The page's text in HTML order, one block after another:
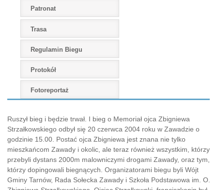
Patronat
Trasa
Regulamin Biegu
Protokół
Fotoreportaż
Ruszył bieg i będzie trwał. I bieg o Memoriał ojca Zbigniewa
Strzałkowskiego odbył się 20 czerwca 2004 roku w Zawadzie o
godzinie 15.00. Postać ojca Zbigniewa jest znana nie tylko
mieszkańcom Zawady i okolic, ale teraz również wszystkim, którzy
przebyli dystans 2000m malowniczymi drogami Zawady, oraz tym,
którzy dopingowali biegnących. Organizatorami biegu byli Wójt
Gminy Tarnów, Rada Sołecka Zawady i Szkoła Podstawowa im. O.